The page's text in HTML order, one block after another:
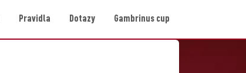
Pravidla Dotazy Gambrinus cup